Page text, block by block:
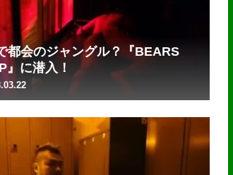
都会のジャングル？『BEARS
』に潜入！